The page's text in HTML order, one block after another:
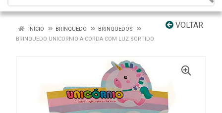
VOLTAR
INÍCIO BRINQUEDO
BRINQUEDOS
BRINQUEDO UNICORNIO A CORDA COM LUZ SORTIDO